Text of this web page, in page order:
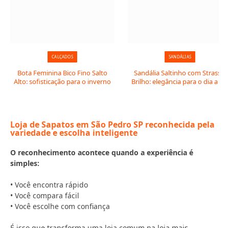
CALÇADOS
Bota Feminina Bico Fino Salto
Alto: sofisticação para o inverno
SANDÁLIAS
Sandália Saltinho com Strass e
Brilho: elegância para o dia a dia
Loja de Sapatos em São Pedro SP reconhecida pela
variedade e escolha inteligente
O reconhecimento acontece quando a experiência é
simples:
• Você encontra rápido
• Você compara fácil
• Você escolhe com confiança